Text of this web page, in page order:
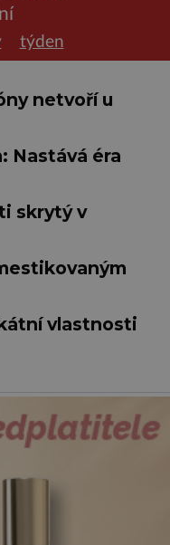
týden
netvoří u
Nastává éra
skrytý v
vlastnosti